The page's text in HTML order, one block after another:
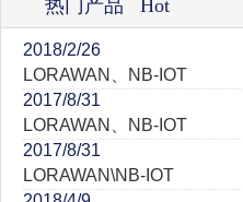
热门产品 Hot
2018/2/26
LORAWAN、NB-IOT
2017/8/31
LORAWAN、NB-IOT
2017/8/31
LORAWAN\NB-IOT